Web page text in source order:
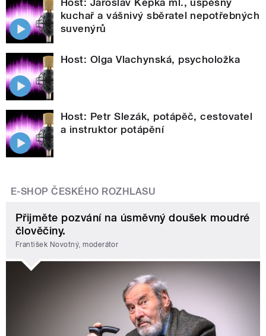
kuchař a vášnivý sběratel nepotřebných
suvenýrů
Host: Olga Vlachynská, psycholožka
Host: Petr Slezák, potápěč, cestovatel
a instruktor potápění
E-SHOP ČESKÉHO ROZHLASU
Přijměte pozvání na úsměvný doušek moudré
člověčiny.
František Novotný, moderátor